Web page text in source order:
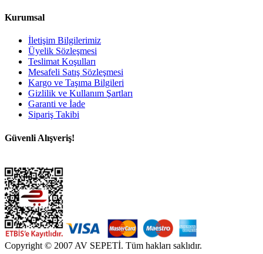
Kurumsal
İletişim Bilgilerimiz
Üyelik Sözleşmesi
Teslimat Koşulları
Mesafeli Satış Sözleşmesi
Kargo ve Taşıma Bilgileri
Gizlilik ve Kullanım Şartları
Garanti ve İade
Sipariş Takibi
Güvenli Alışveriş!
Copyright © 2007 AV SEPETİ. Tüm hakları saklıdır.